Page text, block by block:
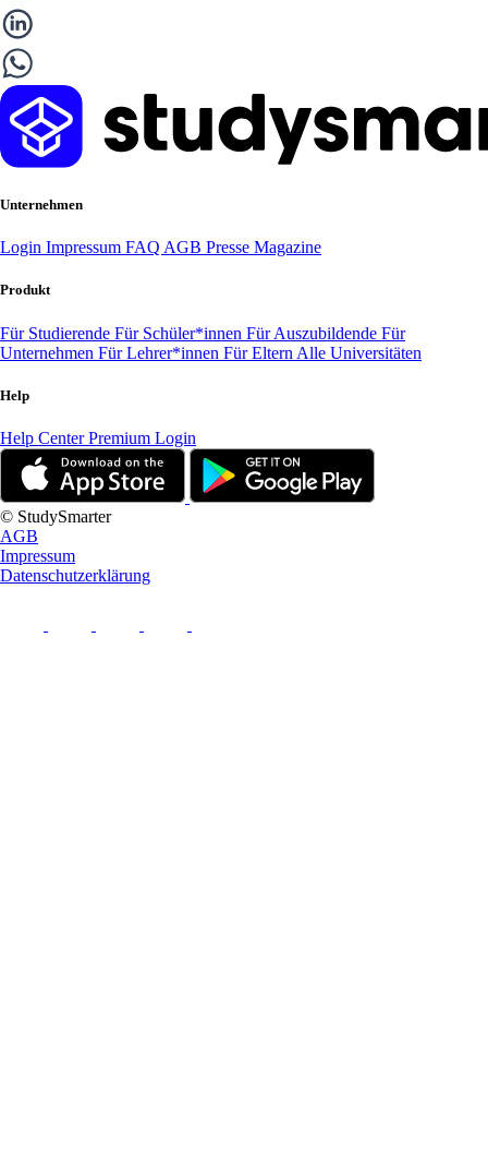
Unternehmen
Login Impressum FAQ AGB Presse Magazine
Produkt
Für Studierende Für Schüler*innen Für Auszubildende Für
Unternehmen Für Lehrer*innen Für Eltern Alle Universitäten
Help
Help CenterPremium Login
© StudySmarter
AGB
Impressum
Datenschutzerklärung